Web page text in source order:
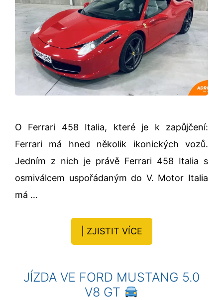
O Ferrari 458 Italia, které je k zapůjčení:
Ferrari má hned několik ikonických vozů.
Jedním z nich je právě Ferrari 458 Italia s
osmiválcem uspořádaným do V. Motor Italia
má …
| ZJISTIT VÍCE
JÍZDA VE FORD MUSTANG 5.0
V8 GT